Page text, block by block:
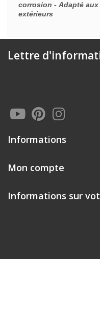
corrosion - Adapté
extérieurs
Lettre
Informations
Mon compte
Informations sur